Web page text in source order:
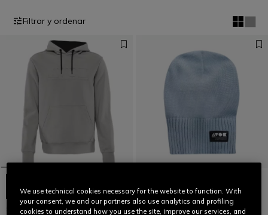
Filtrar y ordenar
SUDADERA CON LOGO -
GORRO DE PUNTO
We use technical cookies necessary for the website to function. With
your consent, we and our partners also use analytics and profiling
cookies to understand how you use the site, improve our services, and